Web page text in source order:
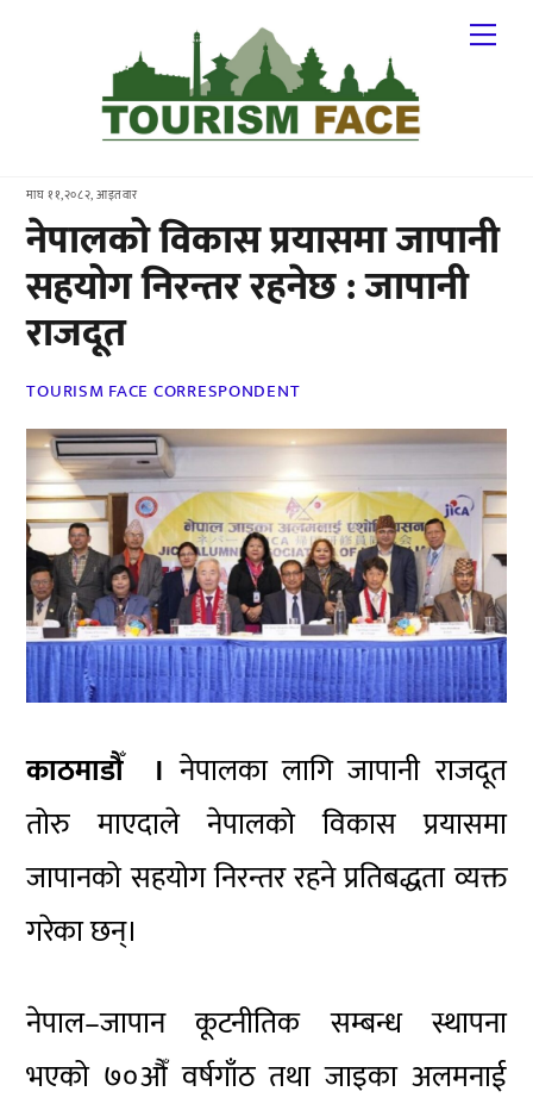
माघ ११,२०८२, आइतवार
नेपालको विकास प्रयासमा जापानी
सहयोग निरन्तर रहनेछ : जापानी
राजदूत
TOURISM FACE CORRESPONDENT
काठमाडौँ ।नेपालका लागि जापानी राजदूत
तोरु माएदाले नेपालको विकास प्रयासमा
जापानको सहयोग निरन्तर रहने प्रतिबद्धता व्यक्त
गरेका छन्।
नेपाल–जापान कूटनीतिक सम्बन्ध स्थापना
भएको ७०औँ वर्षगाँठ तथा जाइका अलमनाई